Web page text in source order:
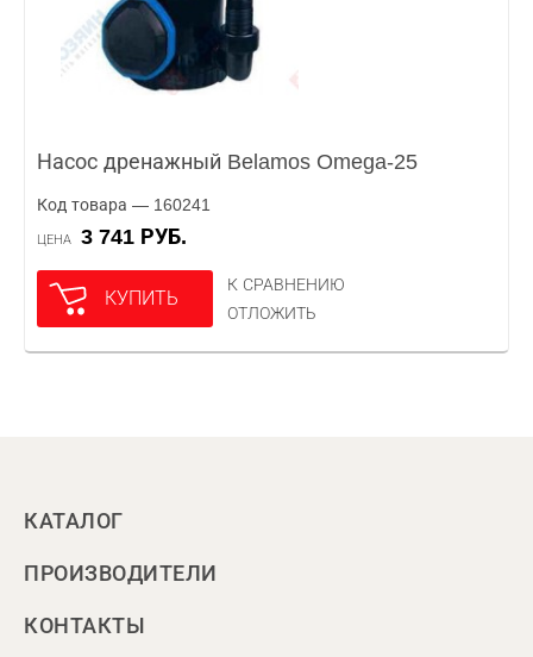
Насос дренажный Belamos Omega-25
Код товара — 160241
ЦЕНА 3 741 РУБ.
КУПИТЬ
К СРАВНЕНИЮ
ОТЛОЖИТЬ
КАТАЛОГ
ПРОИЗВОДИТЕЛИ
КОНТАКТЫ